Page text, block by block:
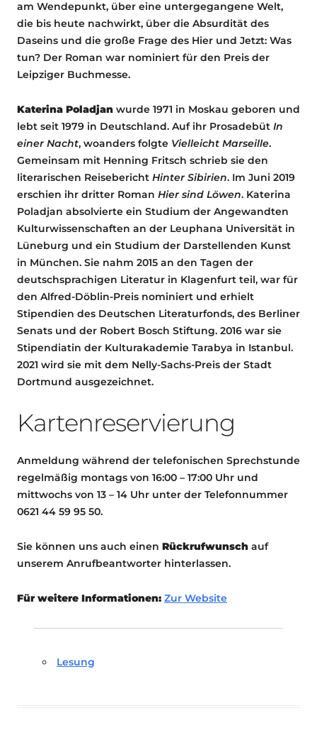
am Wendepunkt, über eine untergegangene Welt,
die bis heute nachwirkt, über die Absurdität des
Daseins und die große Frage des Hier und Jetzt: Was
tun? Der Roman war nominiert für den Preis der
Leipziger Buchmesse.
Katerina Poladjan wurde 1971 in Moskau geboren und
lebt seit 1979 in Deutschland. Auf ihr Prosadebüt In
einer Nacht, woanders folgte Vielleicht Marseille.
Gemeinsam mit Henning Fritsch schrieb sie den
literarischen Reisebericht Hinter Sibirien. Im Juni 2019
erschien ihr dritter Roman Hier sind Löwen. Katerina
Poladjan absolvierte ein Studium der Angewandten
Kulturwissenschaften an der Leuphana Universität in
Lüneburg und ein Studium der Darstellenden Kunst
in München. Sie nahm 2015 an den Tagen der
deutschsprachigen Literatur in Klagenfurt teil, war für
den Alfred-Döblin-Preis nominiert und erhielt
Stipendien des Deutschen Literaturfonds, des Berliner
Senats und der Robert Bosch Stiftung. 2016 war sie
Stipendiatin der Kulturakademie Tarabya in Istanbul.
2021 wird sie mit dem Nelly-Sachs-Preis der Stadt
Dortmund ausgezeichnet.
Kartenreservierung
Anmeldung während der telefonischen Sprechstunde
regelmäßig montags von 16:00 – 17:00 Uhr und
mittwochs von 13 – 14 Uhr unter der Telefonnummer
0621 44 59 95 50.
Sie können uns auch einen Rückrufwunsch auf
unserem Anrufbeantworter hinterlassen.
Für weitere Informationen: Zur Website
Lesung